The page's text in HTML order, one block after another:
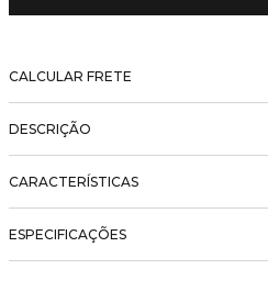
CALCULAR FRETE
DESCRIÇÃO
CARACTERÍSTICAS
ESPECIFICAÇÕES